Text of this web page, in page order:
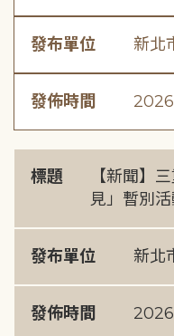
發布單位 新北
發佈時間
標題
【新聞】
見」暫別
發布單位 新北
發佈時間